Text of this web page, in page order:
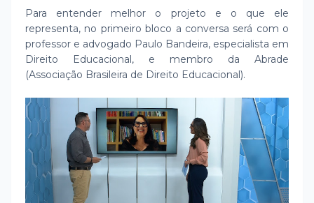
Para entender melhor o projeto e o que ele
representa, no primeiro bloco a conversa será com o
professor e advogado Paulo Bandeira, especialista em
Direito Educacional, e membro da Abrade
(Associação Brasileira de Direito Educacional).